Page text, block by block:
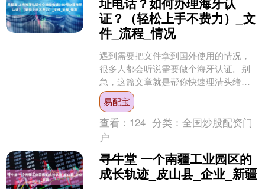
证？（轻松上手不费力）_文
件_流程_情况
遇到需要把文件拿到国外使用的情况，
很多人都会听说需要做个海牙认证。别
急，这篇文章就是帮你快速理清头绪
的！如果你需要办理海牙认证，核心解
决路径就两条：要么亲自跑一....
易配宝
查看： 124 分类：全国炒股配资门
户
寻牛堂 一个南疆工业园区的
成长轨迹_皮山县_企业_新疆